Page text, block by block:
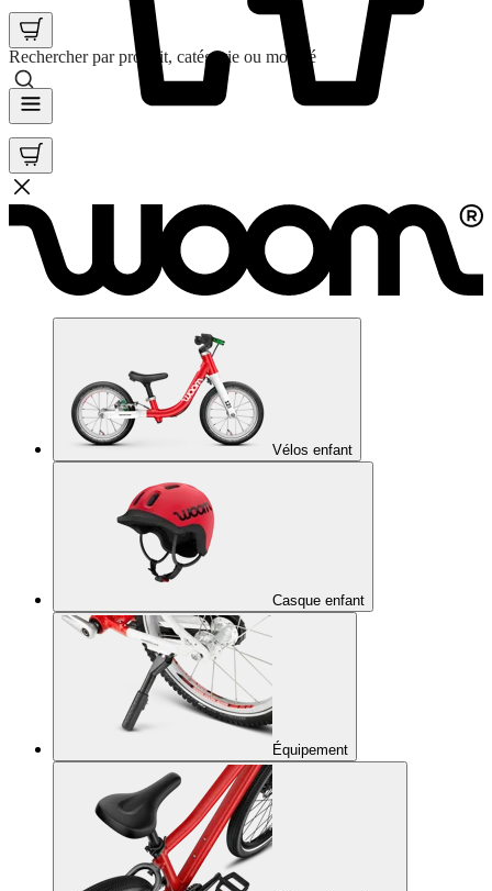
Rechercher par produit, catégorie ou mot clé
Vélos enfant
Casque enfant
Équipement